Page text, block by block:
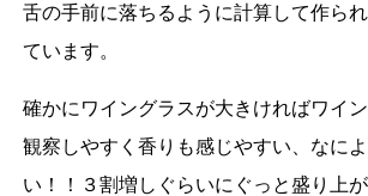
舌の手前に落ちるように計算して作ら
ています。
確かにワイングラスが大きければワイ
観察しやすく香りも感じやすい、なに
い！！３割増しぐらいにぐっと盛り上が